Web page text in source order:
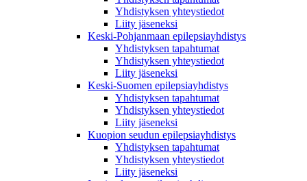
Yhdistyksen yhteystiedot
Liity jäseneksi
Keski-Pohjanmaan epilepsiayhdistys
Yhdistyksen tapahtumat
Yhdistyksen yhteystiedot
Liity jäseneksi
Keski-Suomen epilepsiayhdistys
Yhdistyksen tapahtumat
Yhdistyksen yhteystiedot
Liity jäseneksi
Kuopion seudun epilepsiayhdistys
Yhdistyksen tapahtumat
Yhdistyksen yhteystiedot
Liity jäseneksi